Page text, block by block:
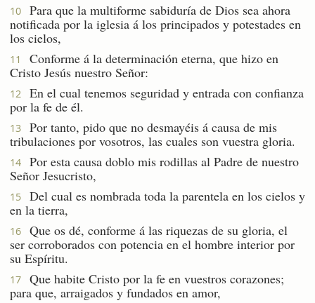
10
Para que la multiforme sabiduría de Dios sea ahora
notificada por la iglesia á los principados y potestades en
los cielos,
11
Conforme á la determinación eterna, que hizo en
Cristo Jesús nuestro Señor:
12
En el cual tenemos seguridad y entrada con confianza
por la fe de él.
13
Por tanto, pido que no desmayéis á causa de mis
tribulaciones por vosotros, las cuales son vuestra gloria.
14
Por esta causa doblo mis rodillas al Padre de nuestro
Señor Jesucristo,
15
Del cual es nombrada toda la parentela en los cielos y
en la tierra,
16
Que os dé, conforme á las riquezas de su gloria, el
ser corroborados con potencia en el hombre interior por
su Espíritu.
17
Que habite Cristo por la fe en vuestros corazones;
para que, arraigados y fundados en amor,